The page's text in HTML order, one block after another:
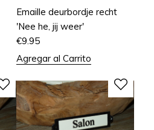
Emaille deurbordje recht
'Nee he, jij weer'
€9.95
Agregar al Carrito